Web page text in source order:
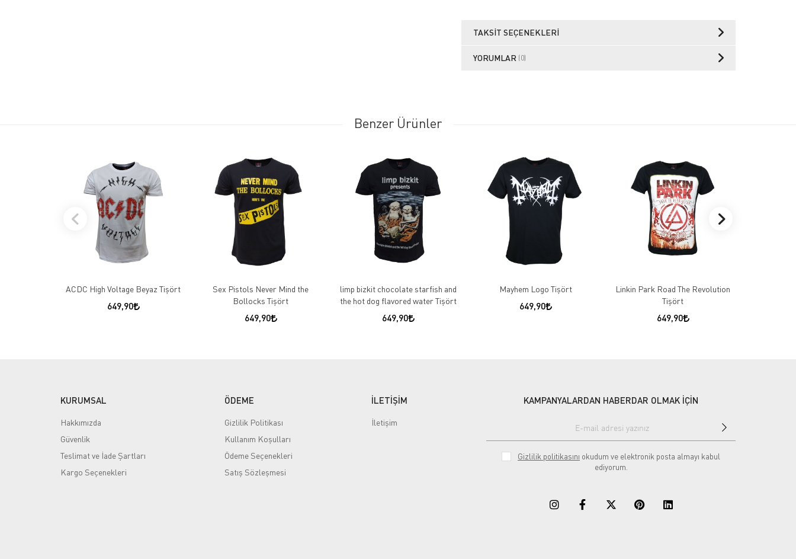
TAKSIT SEÇENEKLERI
YORUMLAR (0)
Benzer Ürünler
ACDC High Voltage Beyaz Tişört
649,90
Sex Pistols Never Mind the
Bollocks Tişört
649,90
limp bizkit chocolate starfish and
the hot dog flavored water Tişört
649,90
Mayhem Logo Tişört
649,90
Linkin Park Road The Revolution
Tişört
649,90
KURUMSAL
Hakkımızda
Güvenlik
Teslimat ve İade Şartları
Kargo Seçenekleri
ÖDEME
Gizlilik Politikası
Kullanım Koşulları
Ödeme Seçenekleri
Satış Sözleşmesi
İLETİŞİM
İletişim
KAMPANYALARDAN HABERDAR OLMAK İÇİN
Gizlilik politikasını okudum ve elektronik posta almayı kabul
ediyorum.